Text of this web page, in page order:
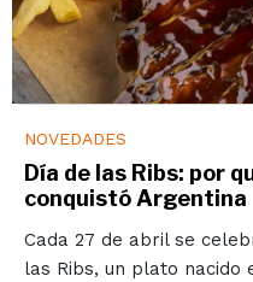
NOVEDADES
Día de las Ribs: por
conquistó Argentina
Cada 27 de abril se
las Ribs, un plato nacido